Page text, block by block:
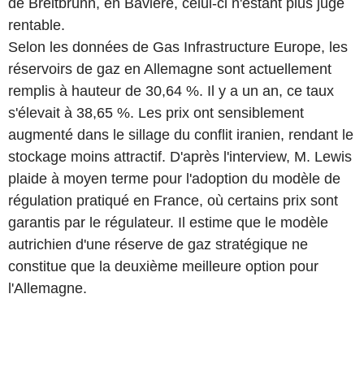
rentable.
Selon les données de Gas Infrastructure Europe, les
réservoirs de gaz en Allemagne sont actuellement
remplis à hauteur de 30,64 %. Il y a un an, ce taux
s'élevait à 38,65 %. Les prix ont sensiblement
augmenté dans le sillage du conflit iranien, rendant le
stockage moins attractif. D'après l'interview, M. Lewis
plaide à moyen terme pour l'adoption du modèle de
régulation pratiqué en France, où certains prix sont
garantis par le régulateur. Il estime que le modèle
autrichien d'une réserve de gaz stratégique ne
constitue que la deuxième meilleure option pour
l'Allemagne.